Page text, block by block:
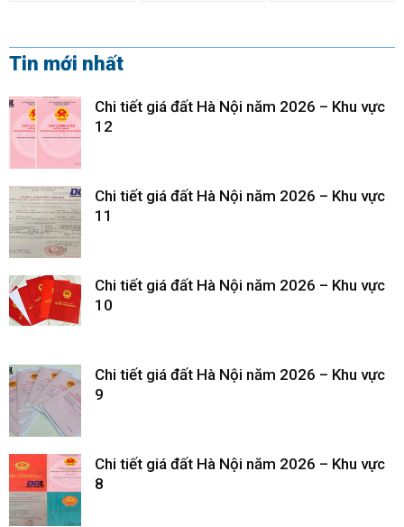
Tin mới nhất
Chi tiết giá đất Hà Nội năm 2026 – Khu vực
12
Chi tiết giá đất Hà Nội năm 2026 – Khu vực
11
Chi tiết giá đất Hà Nội năm 2026 – Khu vực
10
Chi tiết giá đất Hà Nội năm 2026 – Khu vực
9
Chi tiết giá đất Hà Nội năm 2026 – Khu vực
8